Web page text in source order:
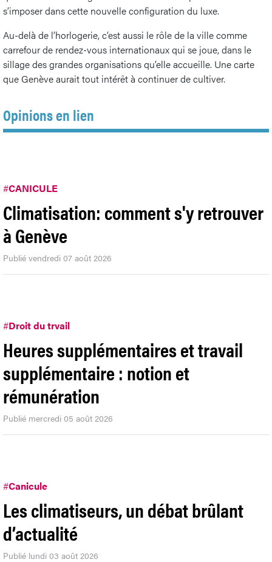
s’imposer dans cette nouvelle configuration du luxe.
Au-delà de l’horlogerie, c’est aussi le rôle de la ville comme
carrefour de rendez-vous internationaux qui se joue, dans le
sillage des grandes organisations qu’elle accueille. Une carte
que Genève aurait tout intérêt à continuer de cultiver.
Opinions en lien
#CANICULE
Climatisation: comment s'y retrouver
à Genève
Publié vendredi 07 août 2026
#Droit du trvail
Heures supplémentaires et travail
supplémentaire : notion et
rémunération
Publié mercredi 05 août 2026
#Canicule
Les climatiseurs, un débat brûlant
d’actualité
Publié lundi 03 août 2026